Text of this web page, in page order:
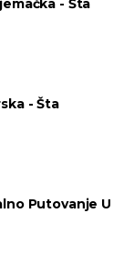
- Šta
- Šta
Putovanje U